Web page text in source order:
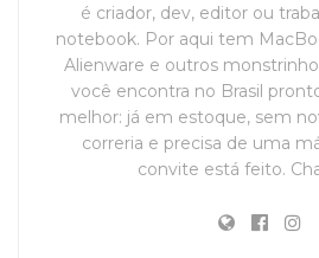
é criador, dev, editor ou
notebook. Por aqui tem
Alienware e outros
você encontra no Brasil
melhor: já em estoque, sem
correria e precisa de uma
convite está feito.